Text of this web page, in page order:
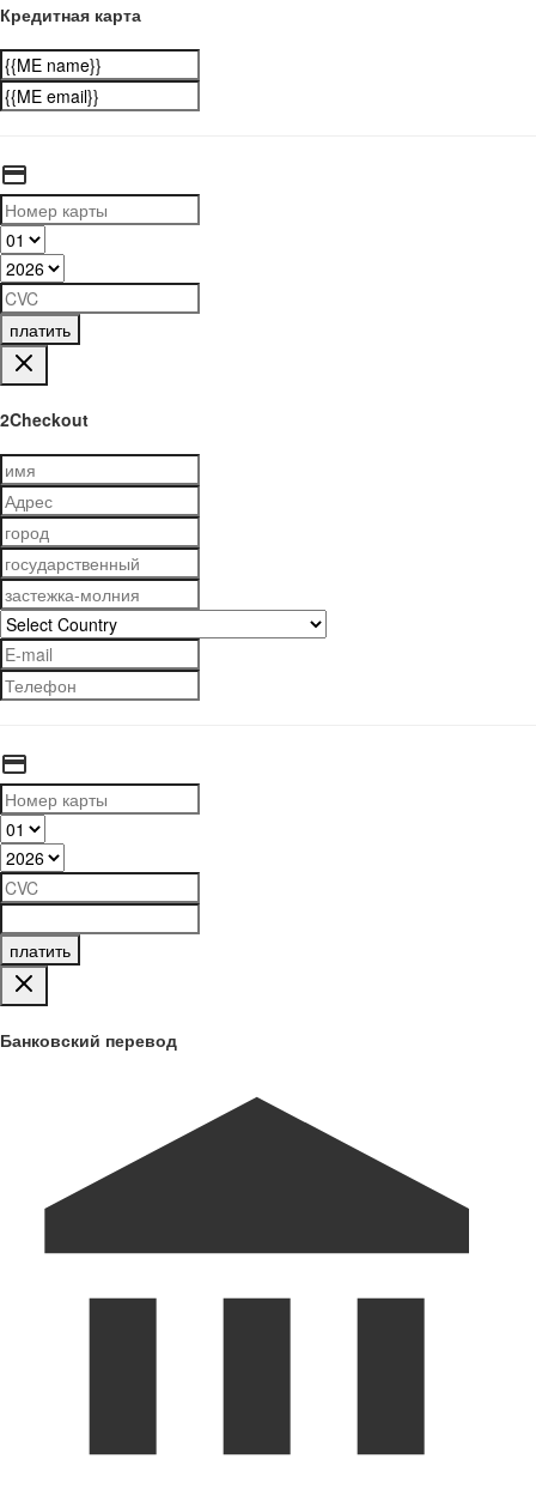
Кредитная карта
платить
2Checkout
платить
Банковский перевод